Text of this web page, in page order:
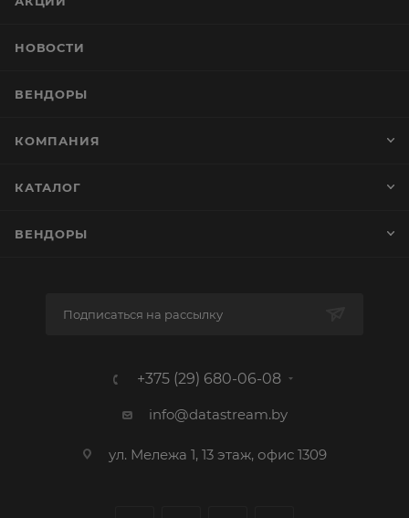
НОВОСТИ
ВЕНДОРЫ
КОМПАНИЯ
КАТАЛОГ
ВЕНДОРЫ
Подписаться на рассылку
+375 (29) 680-06-08
info@datastream.by
ул. Мележа 1, 13 этаж, офис 1309